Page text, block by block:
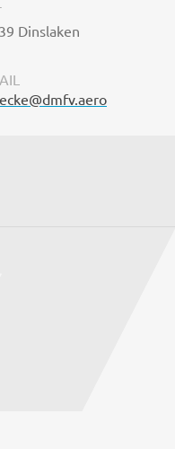
Dinslaken